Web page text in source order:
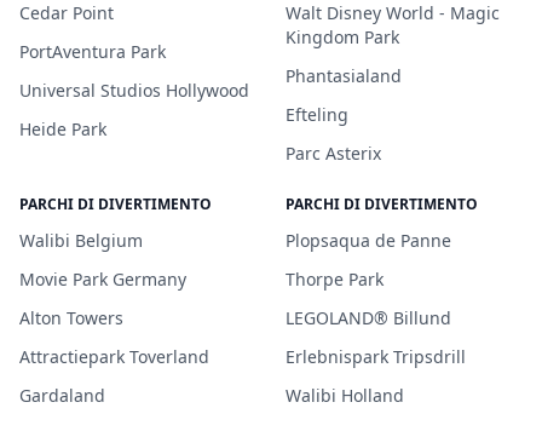
Cedar Point
PortAventura Park
Universal Studios Hollywood
Heide Park
Walt Disney World - Magic
Kingdom Park
Phantasialand
Efteling
Parc Asterix
PARCHI DI DIVERTIMENTO
Walibi Belgium
Movie Park Germany
Alton Towers
Attractiepark Toverland
Gardaland
PARCHI DI DIVERTIMENTO
Plopsaqua de Panne
Thorpe Park
LEGOLAND® Billund
Erlebnispark Tripsdrill
Walibi Holland